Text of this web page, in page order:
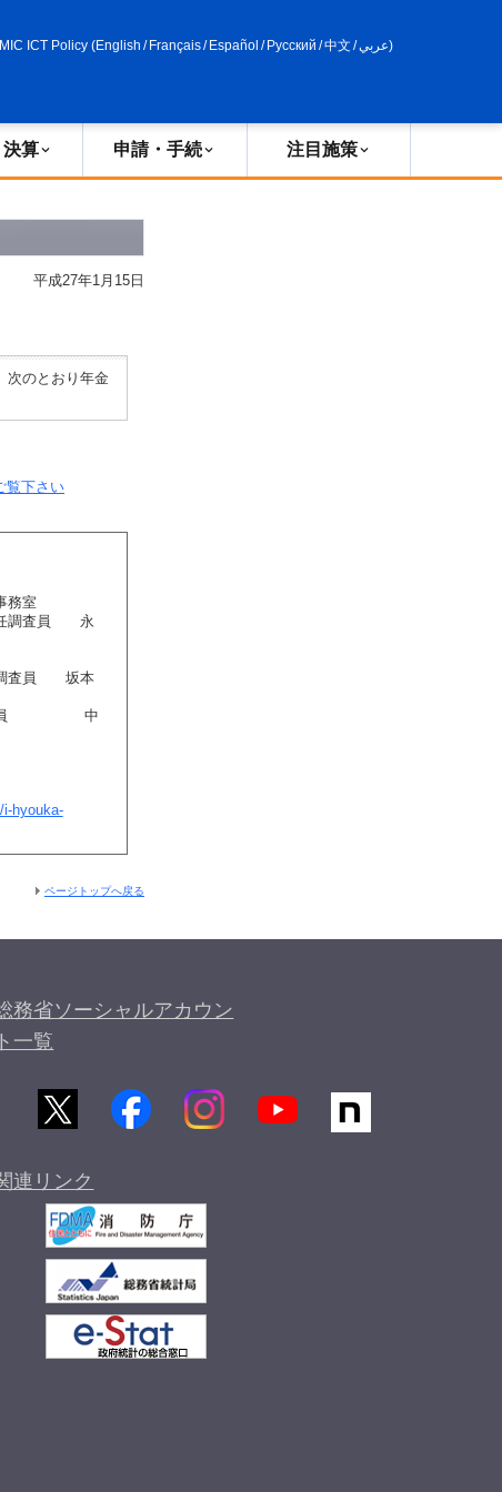
MIC ICT Policy (English / Français/ Español / Русский /中文 /عربي)
算 申請・手続 注目施策
平成27年1月15日
次のとおり年金
覧下さい
務室
調査員 永
調査員 坂本
調査員 中
i-hyouka-
ページトップへ戻る
務省ソーシャルアカウン
ト一覧
連リンク